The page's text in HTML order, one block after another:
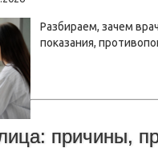
Разбираем, зачем
показания,
причины,